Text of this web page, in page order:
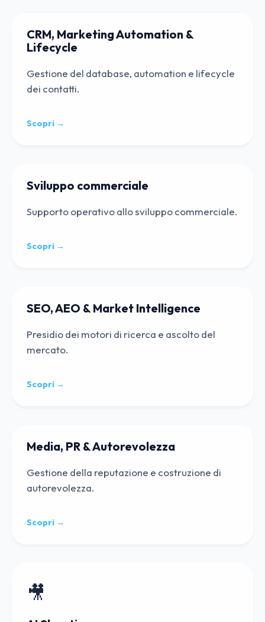
CRM, Marketing Automation &
Lifecycle
Gestione del database, automation e lifecycle
dei contatti.
Scopri →
Sviluppo commerciale
Supporto operativo allo sviluppo commerciale.
Scopri →
SEO, AEO & Market Intelligence
Presidio dei motori di ricerca e ascolto del
mercato.
Scopri →
Media, PR & Autorevolezza
Gestione della reputazione e costruzione di
autorevolezza.
Scopri →
🎥